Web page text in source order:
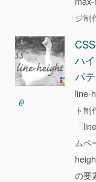
ジ制
ハ
パ
line-
ト
「
ムペ
の要